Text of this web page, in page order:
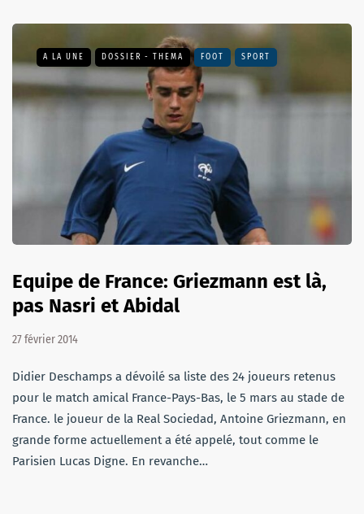
A LA UNE DOSSIER - THEMA FOOT SPORT
Equipe de France: Griezmann est là,
pas Nasri et Abidal
27 février 2014
Didier Deschamps a dévoilé sa liste des 24 joueurs retenus
pour le match amical France-Pays-Bas, le 5 mars au stade de
France. le joueur de la Real Sociedad, Antoine Griezmann, en
grande forme actuellement a été appelé, tout comme le
Parisien Lucas Digne. En revanche…